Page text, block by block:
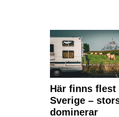
Här finns
Sverige –
dominerar